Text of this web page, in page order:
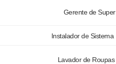
Gerente de
Instalador de Sistema
Lavador de